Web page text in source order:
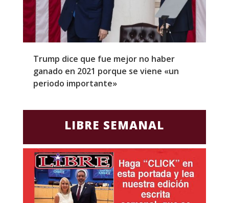
Trump dice que fue mejor no haber
ganado en 2021 porque se viene «un
periodo importante»
LIBRE SEMANAL